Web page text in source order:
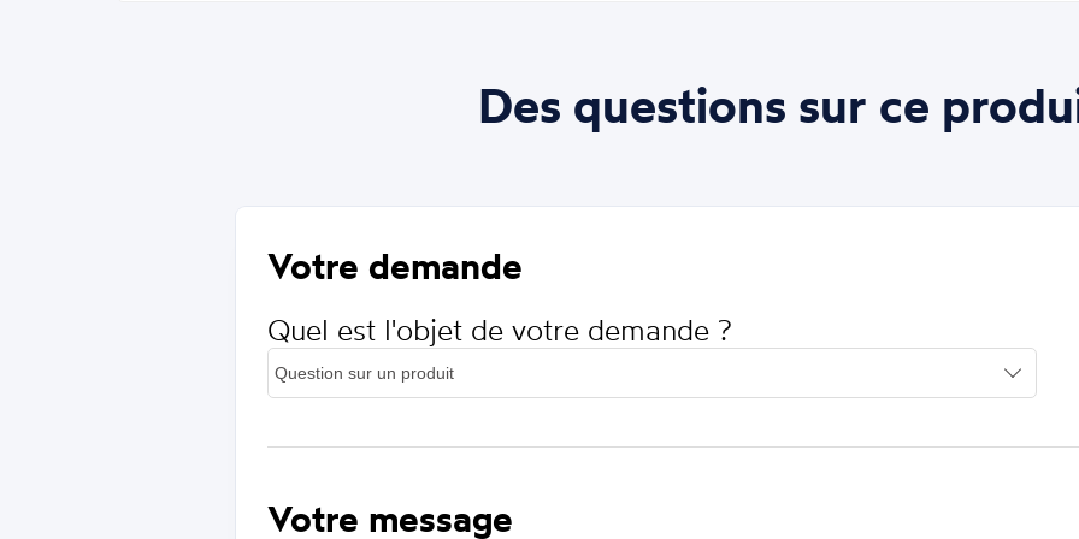
Des questions sur ce
Votre demande
Quel est l'objet de votre demande ?
Votre message